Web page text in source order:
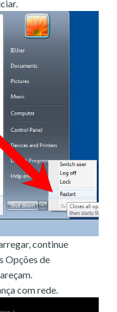
continue
Opções de
com rede.